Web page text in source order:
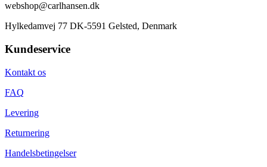
webshop@carlhansen.dk
Hylkedamvej 77 DK-5591 Gelsted, Denmark
Kundeservice
Kontakt os
FAQ
Levering
Returnering
Handelsbetingelser